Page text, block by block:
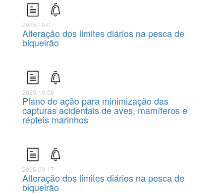
2025-10-07
Alteração dos limites diários na pesca de
biqueirão
2025-10-06
Plano de ação para minimização das
capturas acidentais de aves, mamíferos e
répteis marinhos
2025-09-17
Alteração dos limites diários na pesca de
biqueirão